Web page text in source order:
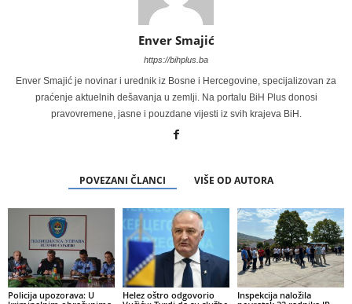
Enver Smajić
https://bihplus.ba
Enver Smajić je novinar i urednik iz Bosne i Hercegovine, specijalizovan za
praćenje aktuelnih dešavanja u zemlji. Na portalu BiH Plus donosi
pravovremene, jasne i pouzdane vijesti iz svih krajeva BiH.
POVEZANI ČLANCI VIŠE OD AUTORA
Policija upozorava: U
Helez oštro odgovorio
Inspekcija naložila